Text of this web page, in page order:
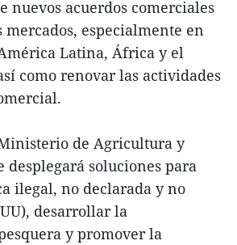
nuevos acuerdos comerciales
especialmente en
Latina, África y el
como renovar las actividades
de Agricultura y
soluciones para
ilegal, no declarada y no
desarrollar la
y promover la